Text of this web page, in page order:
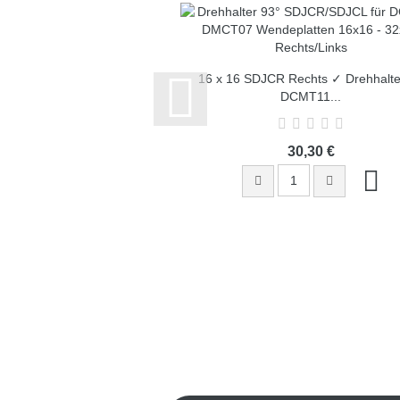
16 x 16 SDJCR Rechts ✓
DCMT11...
30,30 €